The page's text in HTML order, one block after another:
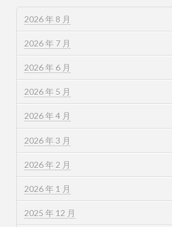
2026 年 8 月
2026 年 7 月
2026 年 6 月
2026 年 5 月
2026 年 4 月
2026 年 3 月
2026 年 2 月
2026 年 1 月
2025 年 12 月